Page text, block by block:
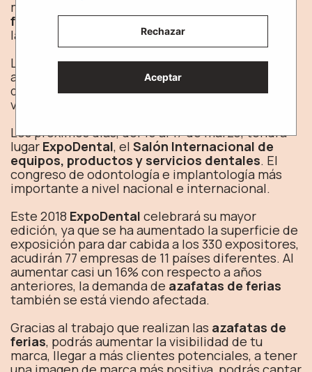
mayoría de ellos, se necesitan
ferias
para cubrir determinados puestos
laborales.
Las
azafatas de feriasson las que se dedican a
atender al público asistente, a estar en un stand
de la marca a la que se representa e incluso, a
veces, de hacer labores comerciales.
Los próximos días, del 15 al 17 de marzo, tendrá
lugar ExpoDental, el Salón Internacional de
equipos, productos y servicios dentales. El
congreso de odontología e implantología más
importante a nivel nacional e internacional.
Este 2018 ExpoDental celebrará su mayor
edición, ya que se ha aumentado la superficie de
exposición para dar cabida a los 330 expositores,
acudirán 77 empresas de 11 países diferentes. Al
aumentar casi un 16% con respecto a años
anteriores, la demanda de azafatas de ferias
también se está viendo afectada.
Gracias al trabajo que realizan las azafatas de
ferias, podrás aumentar la visibilidad de tu
marca, llegar a más clientes potenciales, a tener
Rechazar
Aceptar